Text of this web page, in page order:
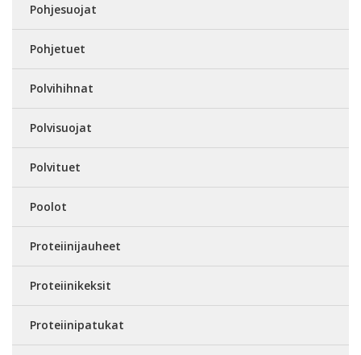
Pohjesuojat
Pohjetuet
Polvihihnat
Polvisuojat
Polvituet
Poolot
Proteiinijauheet
Proteiinikeksit
Proteiinipatukat